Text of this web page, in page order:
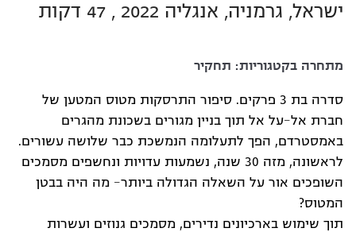
ישראל, גרמניה, אנגליה 2022 , 47 דקות
מתחרה בקטגוריות: תחקיר
סדרה בת 3 פרקים. סיפור התרסקות מטוס המטען של
חברת אל-על אל תוך בניין מגורים בשכונת מהגרים
באמסטרדם, הפך לתעלומה הנמשכת כבר שלושה עשורים.
לראשונה, מזה 30 שנה, נשמעות עדויות ונחשפים מסמכים
השופכים אור על השאלה הגדולה ביותר- מה היה בבטן
המטוס?
תוך שימוש בארכיונים נדירים, מסמכים גנוזים ועשרות